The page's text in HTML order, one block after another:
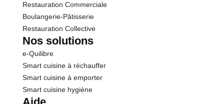
Restauration Commerciale
Boulangerie-Pâtisserie
Restauration Collective
Nos solutions
e-Quilibre
Smart cuisine à réchauffer
Smart cuisine à emporter
Smart cuisine hygiène